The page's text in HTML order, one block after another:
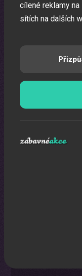
cílené reklamy
sítích na dalších